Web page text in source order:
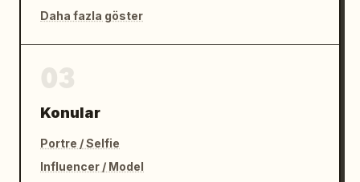
Daha fazla göster
Konular
Portre / Selfie
Influencer / Model